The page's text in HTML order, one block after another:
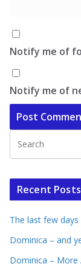
Notify me of
Notify me of
Recent Posts
The last few
Dominica – and
Dominica – More